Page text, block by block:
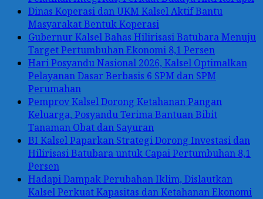
Dinas Koperasi dan UKM Kalsel Aktif Bantu
Masyarakat Bentuk Koperasi
Gubernur Kalsel Bahas Hilirisasi Batubara Menuju
Target Pertumbuhan Ekonomi 8,1 Persen
Hari Posyandu Nasional 2026, Kalsel Optimalkan
Pelayanan Dasar Berbasis 6 SPM dan SPM
Perumahan
Pemprov Kalsel Dorong Ketahanan Pangan
Keluarga, Posyandu Terima Bantuan Bibit
Tanaman Obat dan Sayuran
BI Kalsel Paparkan Strategi Dorong Investasi dan
Hilirisasi Batubara untuk Capai Pertumbuhan 8,1
Persen
Hadapi Dampak Perubahan Iklim, Dislautkan
Kalsel Perkuat Kapasitas dan Ketahanan Ekonomi